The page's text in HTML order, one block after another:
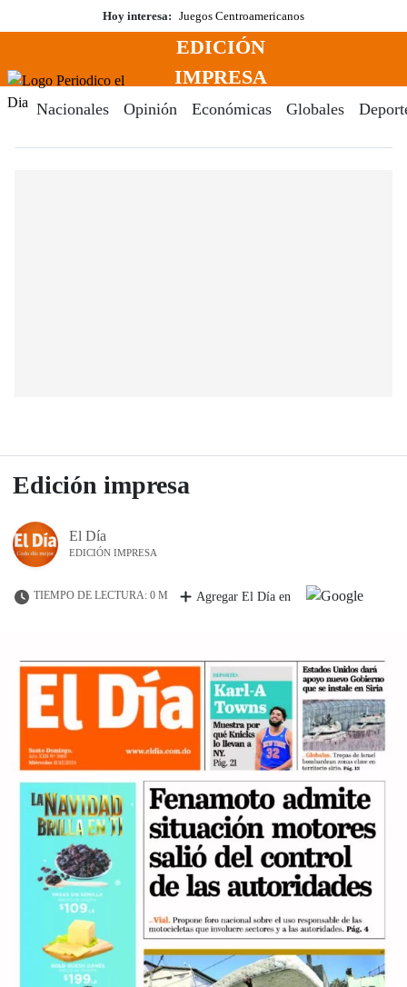
al
Hoy interesa: Juegos Centroamericanos
Menú Periodico El Dia Digital
EDICIÓN
IMPRESA
Nacionales Opinión Económicas Globales
Edición impresa
El Día
EDICIÓN IMPRESA
TIEMPO DE LECTURA: 0 M Agregar El Día en